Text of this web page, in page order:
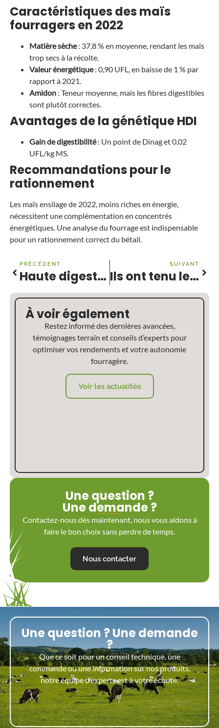
Caractéristiques des maïs
fourragers en 2022
Matière sèche: 37,8 % en moyenne, rendant les maïs
trop secs à la récolte.
Valeur énergétique: 0,90 UFL, en baisse de 1 % par
rapport à 2021.
Amidon : Teneur moyenne, mais les fibres digestibles
sont plutôt correctes.
Avantages de la génétique HDI
Gain de digestibilité: Un point de Dinag et 0,02
UFL/kg MS.
Recommandations pour le
rationnement
Les maïs ensilage de 2022, moins riches en énergie,
nécessitent une complémentation en concentrés
énergétiques. Une analyse du fourrage est indispensable
pour un rationnement correct du bétail.
PRÉCÉDENT
Haute digestibilité des maïs Leafy
SUIVANT
Ils ont tenu le choc en 2022
À voir également
Voir les actualités
Restez informé des dernières avancées,
témoignages terrain et conseils d’experts pour
optimiser vos rendements et votre autonomie
fourragère.
Une question ?
Une demande ?
Contactez-nous dès maintenant, nous vous aidons à
faire le bon choix sans perdre de temps.
Nous contacter
Une question ? Une demande
?
Que ce soit pour un conseil technique, une
commande ou une information sur nos produits,
notre équipe d’experts est à votre écoute.